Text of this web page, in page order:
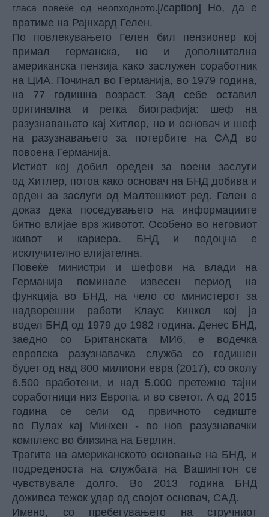
гласа повеќе од неопходното. [/caption] Но, да е
вратиме на Рајнхард Гелен.
По повлекувањето Гелен бил пензионер кој
примал германска, но и дополнителна
американска пензија како заслужен соработник
на ЦИА. Починал во Германија, во 1979 година,
на 77 годишна возраст. Зад себе оставил
оригинална и ретка биографија: шеф на
разузнавањето кај Хитлер, но и основач и шеф
на разузнавањето за потербите на САД во
повоена Германија.
Истиот кој добил ореден за воени заслуги
од Хитлер, потоа како основач на БНД добива и
орден за заслуги од Малтешкиот ред. Гелен е
доказ дека поседувањето на информациите
битно влијае врз животот. Особено во неговиот
живот и кариера. БНД и подоцна е
исклучително влијателна.
Повеќе министри и шефови на влади на
Германија поминале извесен период на
функција во БНД, на чело со министерот за
надворешни работи Клаус Кинкел кој ја
водел БНД од 1979 до 1982 година. Денес БНД,
заедно со Британската МИ6, е водечка
европска разузнавачка служба со годишен
буџет од над 800 милиони евра (2017), со околу
6.500 вработени, и над 5.000 претежно тајни
соработници низ Европа, и во светот. А од 2015
година се сели од првичното седиште
во Пулах кај Минхен - во нов разузнавачки
комплекс во близина на Берлин.
Трагите на американското основање на БНД, и
подреденоста на службата на Вашингтон се
чувствувале долго. Во 2013 година БНД
доживеа тежок удар од својот основач, САД.
Имено, со пребегувањето на стручниот